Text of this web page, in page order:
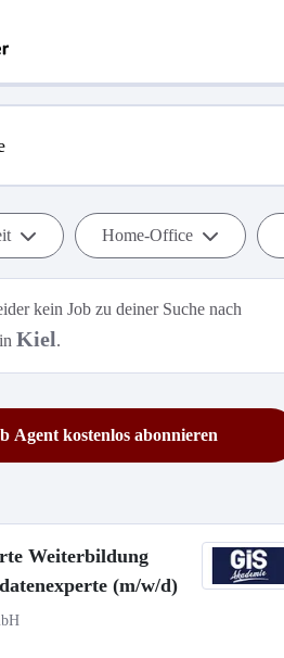
Home-Office
kein Job zu deiner Suche nach
in Kiel.
Agent kostenlos abonnieren
Weiterbildung
(m/w/d)